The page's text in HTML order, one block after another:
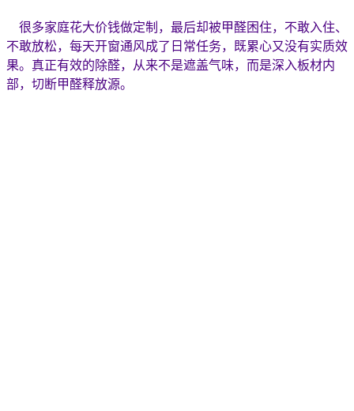
很多家庭花大价钱做定制，最后却被甲醛困住，不敢入住、
不敢放松，每天开窗通风成了日常任务，既累心又没有实质效
果。真正有效的除醛，从来不是遮盖气味，而是深入板材内
部，切断甲醛释放源。